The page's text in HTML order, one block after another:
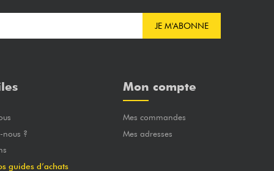
JE M'ABONNE
nous ?
guides d’achats
Mon compte
Mes commandes
Mes adresses